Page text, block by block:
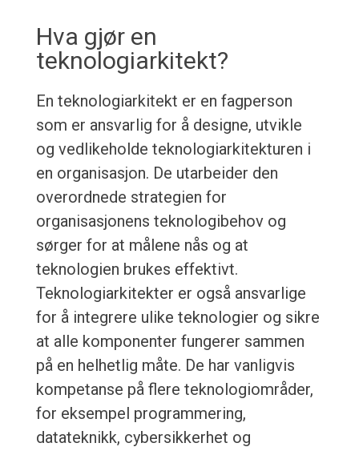
Hva gjør en
teknologiarkitekt?
En teknologiarkitekt er en fagperson
som er ansvarlig for å designe, utvikle
og vedlikeholde teknologiarkitekturen i
en organisasjon. De utarbeider den
overordnede strategien for
organisasjonens teknologibehov og
sørger for at målene nås og at
teknologien brukes effektivt.
Teknologiarkitekter er også ansvarlige
for å integrere ulike teknologier og sikre
at alle komponenter fungerer sammen
på en helhetlig måte. De har vanligvis
kompetanse på flere teknologiområder,
for eksempel programmering,
datateknikk, cybersikkerhet og